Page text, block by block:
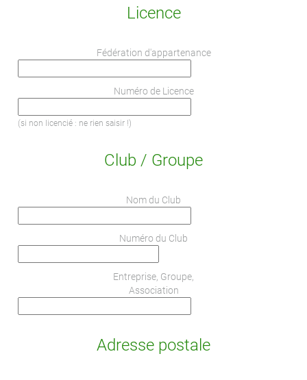
Licence
Fédération d'appartenance
Numéro de Licence
(si non licencié : ne rien saisir !)
Club / Groupe
Nom du Club
Numéro du Club
Entreprise, Groupe,
Association
Adresse postale